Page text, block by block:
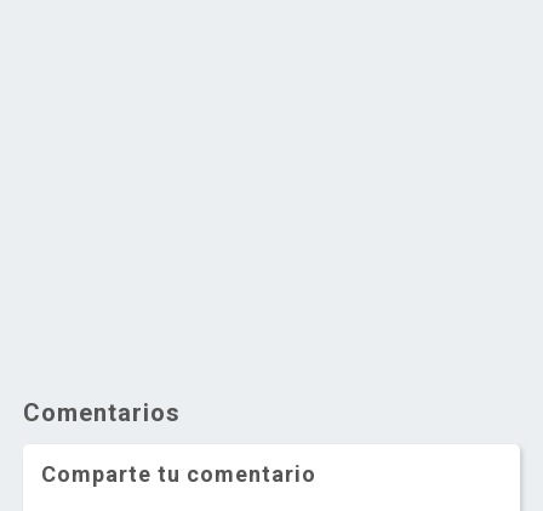
Comentarios
Comparte tu comentario